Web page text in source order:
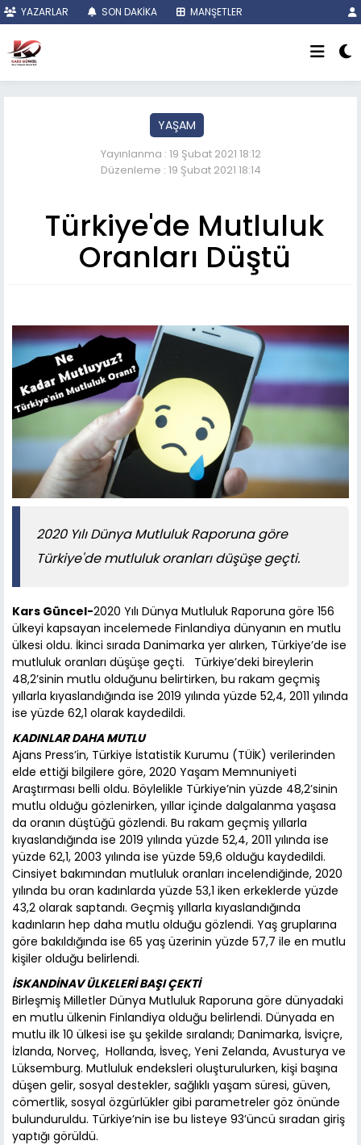
YAZARLAR SON DAKİKA MANŞETLER
YAŞAM
Yayınlanma : 19 Şubat 2021 18:12
Düzenleme : 19 Şubat 2021 18:14
Türkiye'de Mutluluk
Oranları Düştü
2020 Yılı Dünya Mutluluk Raporuna göre
Türkiye'de mutluluk oranları düşüşe geçti.
Kars Güncel-2020 Yılı Dünya Mutluluk Raporuna göre 156
ülkeyi kapsayan incelemede Finlandiya dünyanın en mutlu
ülkesi oldu. İkinci sırada Danimarka yer alırken, Türkiye’de ise
mutluluk oranları düşüşe geçti. Türkiye’deki bireylerin
48,2’sinin mutlu olduğunu belirtirken, bu rakam geçmiş
yıllarla kıyaslandığında ise 2019 yılında yüzde 52,4, 2011 yılında
ise yüzde 62,1 olarak kaydedildi.
KADINLAR DAHA MUTLU
Ajans Press’in, Türkiye İstatistik Kurumu (TÜİK) verilerinden
elde ettiği bilgilere göre, 2020 Yaşam Memnuniyeti
Araştırması belli oldu. Böylelikle Türkiye’nin yüzde 48,2’sinin
mutlu olduğu gözlenirken, yıllar içinde dalgalanma yaşasa
da oranın düştüğü gözlendi. Bu rakam geçmiş yıllarla
kıyaslandığında ise 2019 yılında yüzde 52,4, 2011 yılında ise
yüzde 62,1, 2003 yılında ise yüzde 59,6 olduğu kaydedildi.
Cinsiyet bakımından mutluluk oranları incelendiğinde, 2020
yılında bu oran kadınlarda yüzde 53,1 iken erkeklerde yüzde
43,2 olarak saptandı. Geçmiş yıllarla kıyaslandığında
kadınların hep daha mutlu olduğu gözlendi. Yaş gruplarına
göre bakıldığında ise 65 yaş üzerinin yüzde 57,7 ile en mutlu
kişiler olduğu belirlendi.
İSKANDİNAV ÜLKELERİ BAŞI ÇEKTİ
Birleşmiş Milletler Dünya Mutluluk Raporuna göre dünyadaki
en mutlu ülkenin Finlandiya olduğu belirlendi. Dünyada en
mutlu ilk 10 ülkesi ise şu şekilde sıralandı; Danimarka, İsviçre,
İzlanda, Norveç, Hollanda, İsveç, Yeni Zelanda, Avusturya ve
Lüksemburg. Mutluluk endeksleri oluşturulurken, kişi başına
düşen gelir, sosyal destekler, sağlıklı yaşam süresi, güven,
cömertlik, sosyal özgürlükler gibi parametreler göz önünde
bulunduruldu. Türkiye’nin ise bu listeye 93’üncü sıradan giriş
yaptığı görüldü.